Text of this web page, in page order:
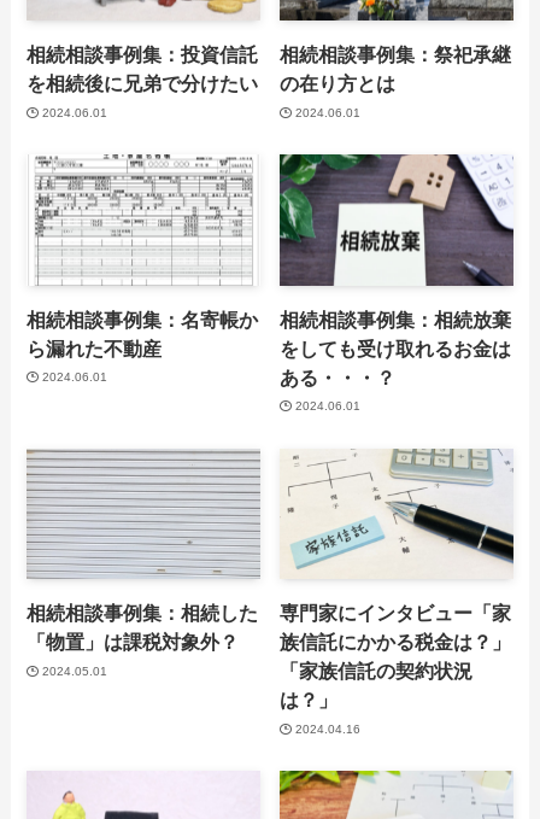
相続相談事例集：投資信託
を相続後に兄弟で分けたい
2024.06.01
相続相談事例集：祭祀承継
の在り方とは
2024.06.01
相続相談事例集：名寄帳か
ら漏れた不動産
2024.06.01
相続相談事例集：相続放棄
をしても受け取れるお金は
ある・・・？
2024.06.01
相続相談事例集：相続した
「物置」は課税対象外？
2024.05.01
専門家にインタビュー「家
族信託にかかる税金は？」
「家族信託の契約状況
は？」
2024.04.16